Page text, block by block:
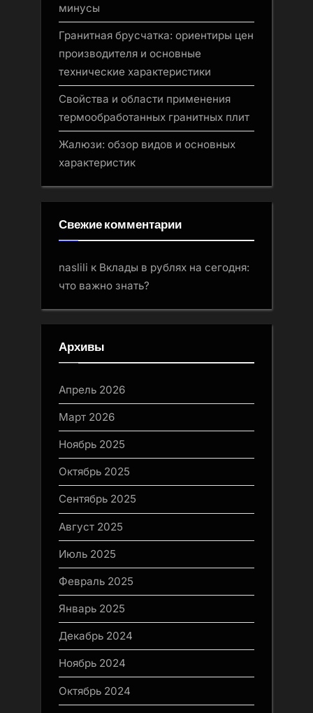
минусы
Гранитная брусчатка: ориентиры цен
производителя и основные
технические характеристики
Свойства и области применения
термообработанных гранитных плит
Жалюзи: обзор видов и основных
характеристик
Свежие комментарии
naslili к Вклады в рублях на сегодня:
что важно знать?
Архивы
Апрель 2026
Март 2026
Ноябрь 2025
Октябрь 2025
Сентябрь 2025
Август 2025
Июль 2025
Февраль 2025
Январь 2025
Декабрь 2024
Ноябрь 2024
Октябрь 2024